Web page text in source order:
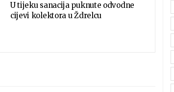
U tijeku sanacija puknute odvodne
cijevi kolektora u Ždrelcu